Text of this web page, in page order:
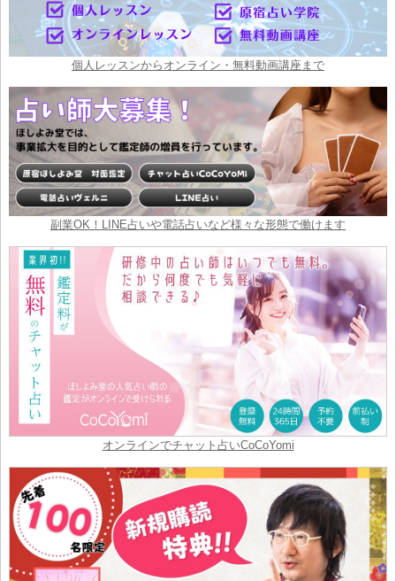
個人レッスンからオンライン・無料動画講座まで
副業OK！LINE占いや電話占いなど様々な形態で働けます
オンラインでチャット占いCoCoYomi